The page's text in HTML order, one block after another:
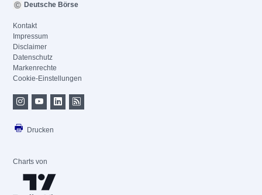
Deutsche Börse
Kontakt
Impressum
Disclaimer
Datenschutz
Markenrechte
Cookie-Einstellungen
Drucken
Charts von